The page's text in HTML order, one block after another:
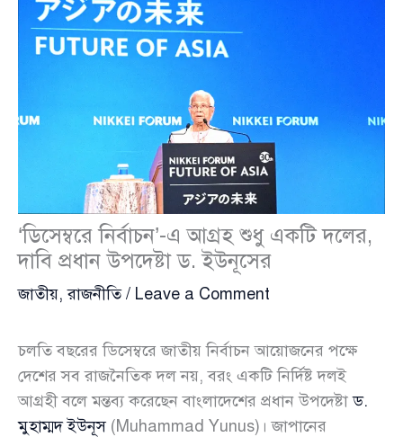
‘ডিসেম্বরে নির্বাচন’-এ আগ্রহ শুধু একটি দলের,
দাবি প্রধান উপদেষ্টা ড. ইউনূসের
জাতীয়,রাজনীতি/ Leave a Comment
চলতি বছরের ডিসেম্বরে জাতীয় নির্বাচন আয়োজনের পক্ষে
দেশের সব রাজনৈতিক দল নয়, বরং একটি নির্দিষ্ট দলই
আগ্রহী বলে মন্তব্য করেছেন বাংলাদেশের প্রধান উপদেষ্টাড.
মুহাম্মদ ইউনূস(Muhammad Yunus)। জাপানের